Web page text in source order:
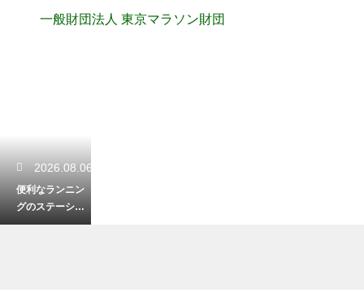
一般財団法人 東京マラソン財団
2026.08.06
便利なランニン
グのステーショ
ンの賢い使い